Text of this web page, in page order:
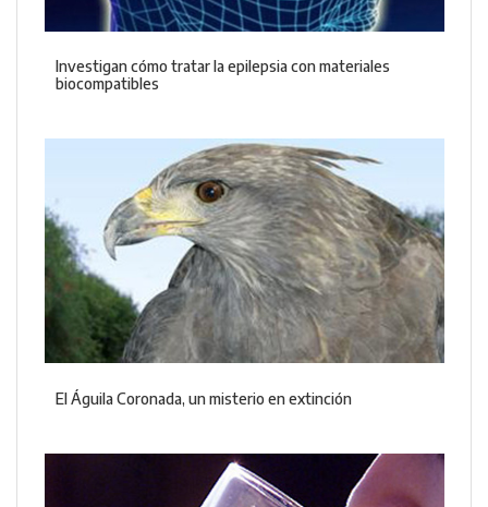
Investigan cómo tratar la epilepsia con materiales
biocompatibles
El Águila Coronada, un misterio en extinción